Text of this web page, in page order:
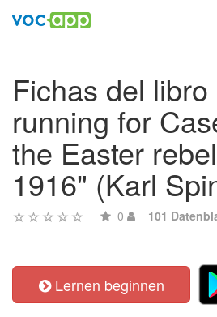
Fichas del
running for
the Easter
1916" (Karl
0 101
Lernen beginnen